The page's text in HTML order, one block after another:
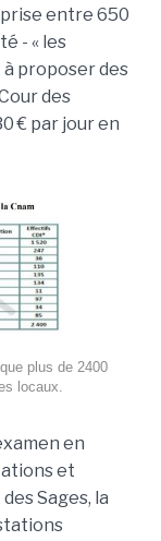
entre 650
- « les
proposer des
des
€ par jour en
plus de 2400
locaux.
en
et
Sages, la